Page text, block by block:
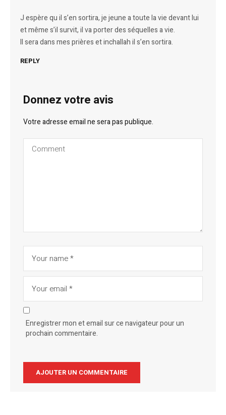
J espère qu il s’en sortira, je jeune a toute la vie devant lui
et même s’il survit, il va porter des séquelles a vie.
Il sera dans mes prières et inchallah il s’en sortira.
REPLY
Donnez votre avis
Votre adresse email ne sera pas publique.
Enregistrer mon et email sur ce navigateur pour un
prochain commentaire.